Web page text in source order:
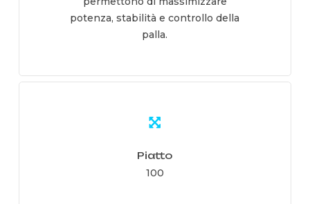
potenza, stabilità e controllo della
palla.
Piatto
100